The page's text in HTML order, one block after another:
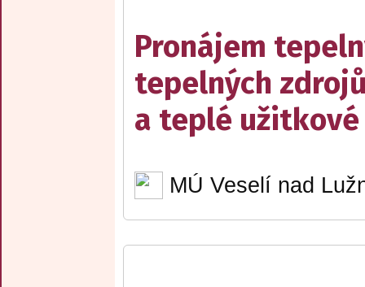
Pronájem
tepelných
a teplé užitkové
MÚ Veselí nad